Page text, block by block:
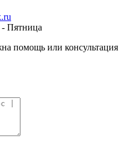
- Пятница
помощь или консультация